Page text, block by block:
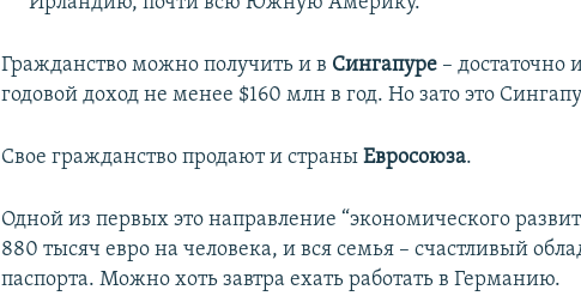
Гражданство можно получить и в Сингапуре – достаточно
годовой доход не менее $160 млн в год. Но зато это
Свое гражданство продают и страныЕвросоюза.
Одной из первых это направление “экономического
880 тысяч евро на человека, и вся семья – счастливый
паспорта. Можно хоть завтра ехать работать в Германию.